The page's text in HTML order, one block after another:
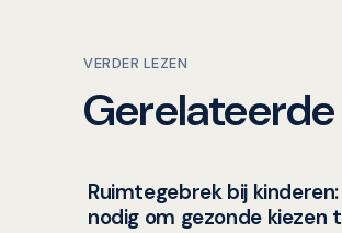
VERDER LEZEN
Kinderen en mondgezondheid
Ruimtegebrek bij
nodig om gezonde kiezen